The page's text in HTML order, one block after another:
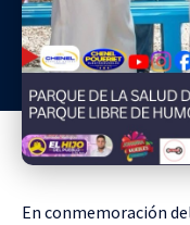
En conmemoración